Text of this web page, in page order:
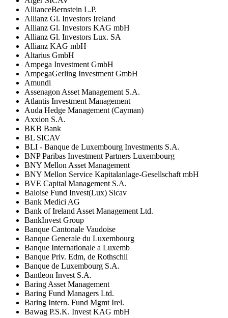
AllianceBernstein L.P.
Allianz Gl. Investors Ireland
Allianz Gl. Investors KAG mbH
Allianz Gl. Investors Lux. SA
Allianz KAG mbH
Altarius GmbH
Ampega Investment GmbH
AmpegaGerling Investment GmbH
Amundi
Assenagon Asset Management S.A.
Atlantis Investment Management
Auda Hedge Management (Cayman)
Axxion S.A.
BKB Bank
BL SICAV
BLI - Banque de Luxembourg Investments S.A.
BNP Paribas Investment Partners Luxembourg
BNY Mellon Asset Management
BNY Mellon Service Kapitalanlage-Gesellschaft mbH
BVE Capital Management S.A.
Baloise Fund Invest(Lux) Sicav
Bank Medici AG
Bank of Ireland Asset Management Ltd.
BankInvest Group
Banque Cantonale Vaudoise
Banque Generale du Luxembourg
Banque Internationale a Luxemb
Banque Priv. Edm, de Rothschil
Banque de Luxembourg S.A.
Bantleon Invest S.A.
Baring Asset Management
Baring Fund Managers Ltd.
Baring Intern. Fund Mgmt Irel.
Bawag P.S.K. Invest KAG mbH